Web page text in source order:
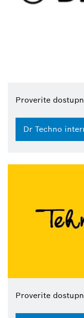
Proverite
Dr Techno
Proverite